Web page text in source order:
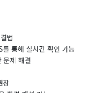
법
통해 실시간 확인 가능
문제 해결
장